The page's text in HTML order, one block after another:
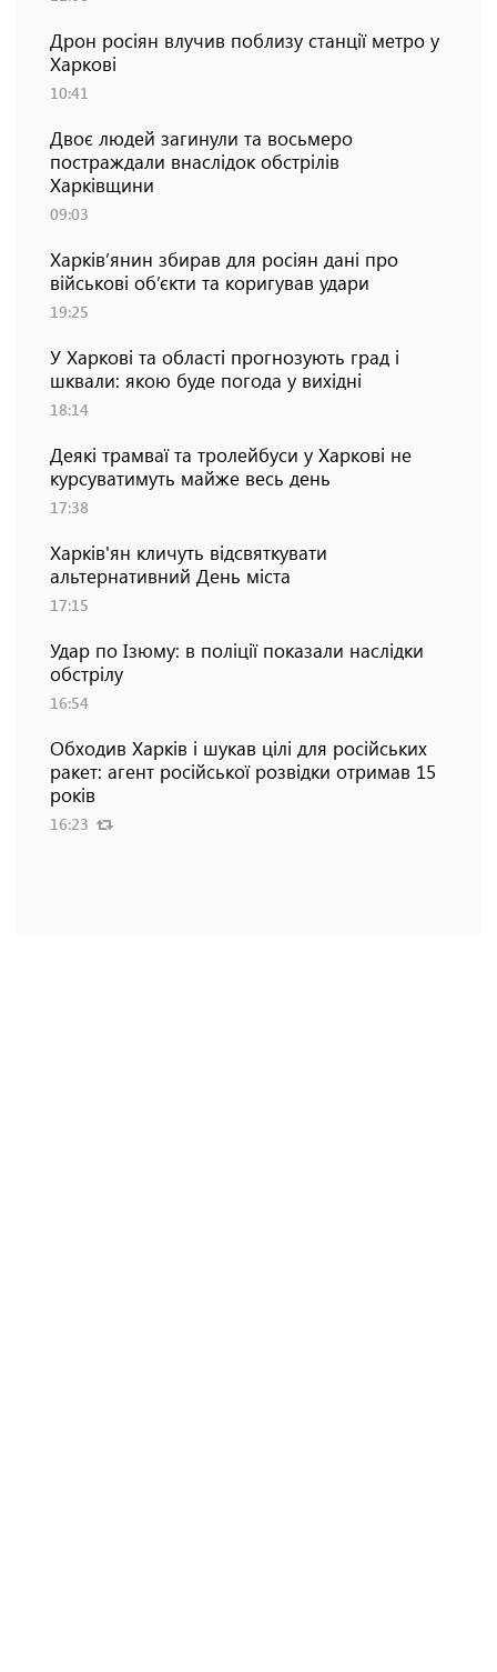
Дрон росіян влучив поблизу станції метро у
Харкові
10:41
Двоє людей загинули та восьмеро
постраждали внаслідок обстрілів
Харківщини
09:03
Харків’янин збирав для росіян дані про
військові об’єкти та коригував удари
19:25
У Харкові та області прогнозують град і
шквали: якою буде погода у вихідні
18:14
Деякі трамваї та тролейбуси у Харкові не
курсуватимуть майже весь день
17:38
Харків'ян кличуть відсвяткувати
альтернативний День міста
17:15
Удар по Ізюму: в поліції показали наслідки
обстрілу
16:54
Обходив Харків і шукав цілі для російських
ракет: агент російської розвідки отримав 15
років
16:23